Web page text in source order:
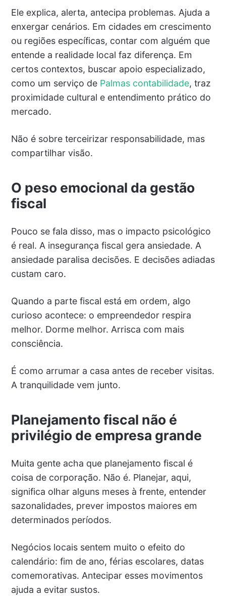
Ele explica, alerta, antecipa problemas. Ajuda a
enxergar cenários. Em cidades em crescimento
ou regiões específicas, contar com alguém que
entende a realidade local faz diferença. Em
certos contextos, buscar apoio especializado,
como um serviço de Palmas contabilidade, traz
proximidade cultural e entendimento prático do
mercado.
Não é sobre terceirizar responsabilidade, mas
compartilhar visão.
O peso emocional da gestão
fiscal
Pouco se fala disso, mas o impacto psicológico
é real. A insegurança fiscal gera ansiedade. A
ansiedade paralisa decisões. E decisões adiadas
custam caro.
Quando a parte fiscal está em ordem, algo
curioso acontece: o empreendedor respira
melhor. Dorme melhor. Arrisca com mais
consciência.
É como arrumar a casa antes de receber visitas.
A tranquilidade vem junto.
Planejamento fiscal não é
privilégio de empresa grande
Muita gente acha que planejamento fiscal é
coisa de corporação. Não é. Planejar, aqui,
significa olhar alguns meses à frente, entender
sazonalidades, prever impostos maiores em
determinados períodos.
Negócios locais sentem muito o efeito do
calendário: fim de ano, férias escolares, datas
comemorativas. Antecipar esses movimentos
ajuda a evitar sustos.